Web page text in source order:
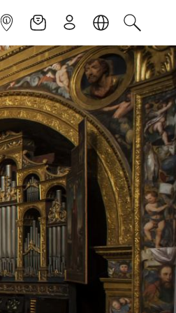
INFOPOINTNEWSLETTER
ISCRIVITILINGUACERCA